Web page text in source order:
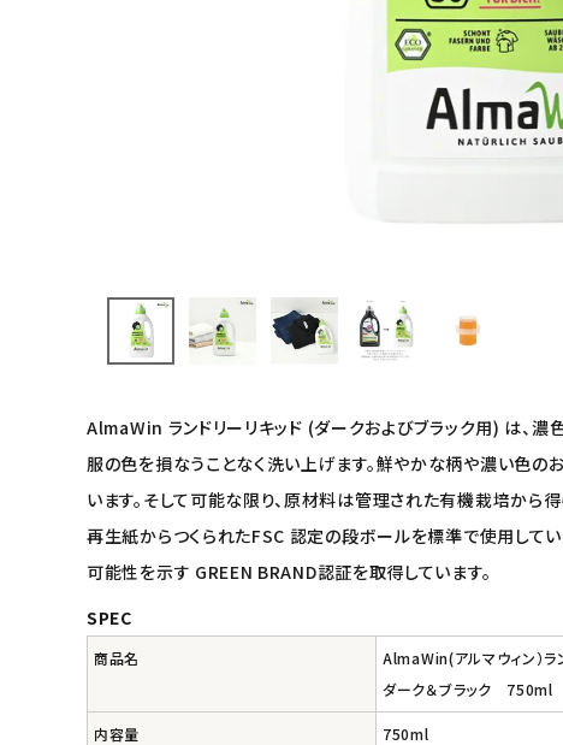
インナー・下着・ナイトウェア
キッズ・ベビー・マタニティ
フード・ドリンク
オリジナルブランド
AlmaWin ランドリーリキッド (ダークおよびブラック用) は、
服の色を損なうことなく洗い上げます。鮮やかな柄や濃い色
います。そして可能な限り、原材料は管理された有機栽培から
再生紙からつくられたFSC 認定の段ボールを標準で使用して
可能性を示す GREEN BRAND認証を取得しています。
SPEC
商品名
AlmaWin(アルマウィン）ラ
ダーク＆ブラック 750ml
内容量 750ml